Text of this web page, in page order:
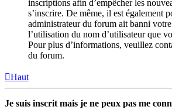
inscriptions afin d’empêcher les
s’inscrire. De même, il est également
administrateur du forum ait banni
l’utilisation du nom d’utilisateur que
Pour plus d’informations, veuillez
du forum.
Haut
Je suis inscrit mais je ne peux pas me